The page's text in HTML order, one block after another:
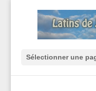
Sélectionner une